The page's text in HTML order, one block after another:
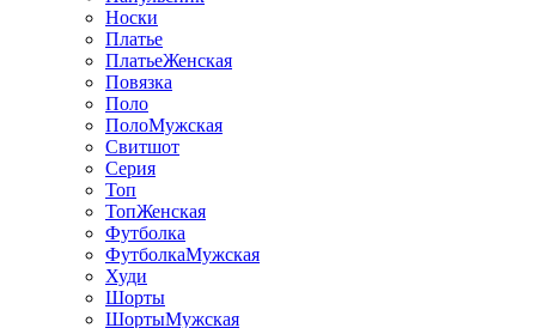
Носки
Платье
ПлатьеЖенская
Повязка
Поло
ПолоМужская
Свитшот
Серия
Топ
ТопЖенская
Футболка
ФутболкаМужская
Худи
Шорты
ШортыМужская